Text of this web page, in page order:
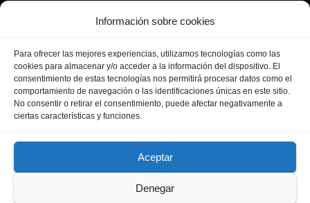
Información sobre cookies
Para ofrecer las mejores experiencias, utilizamos tecnologías como las
cookies para almacenar y/o acceder a la información del dispositivo. El
consentimiento de estas tecnologías nos permitirá procesar datos como el
comportamiento de navegación o las identificaciones únicas en este sitio.
No consentir o retirar el consentimiento, puede afectar negativamente a
ciertas características y funciones.
Aceptar
Denegar
Andalucía Cultura Deportes